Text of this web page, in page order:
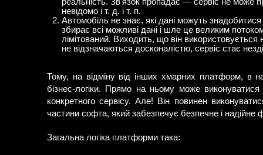
невідомо і т. д. і т. п.
Автомобіль не знає, які дані можуть
збирає всі можливі дані і шле це великим
лімітований. Виходить, що він
не відзначаються досконалістю, сервіс стає
Тому, на відміну від інших хмарних платформ, в
бізнес-логіки. Прямо на ньому може
конкретного сервісу. Але! Він повинен
частини софта, який забезпечує безпечне і надійне
Загальна логіка платформи така: